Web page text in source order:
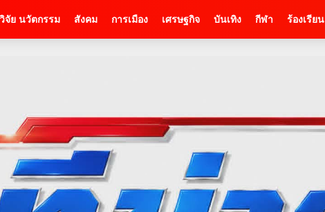
วิจัย นวัตกรรม สังคม การเมือง เศรษฐกิจ บันเทิง กีฬา ร้องเรียน